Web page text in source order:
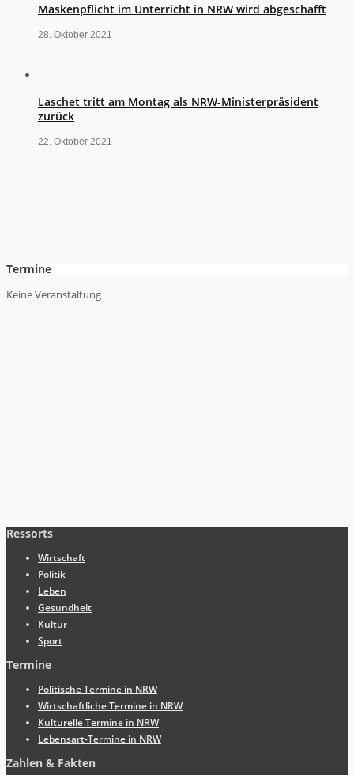
Maskenpflicht im Unterricht in NRW wird abgeschafft
28. Oktober 2021
Laschet tritt am Montag als NRW-Ministerpräsident
zurück
22. Oktober 2021
Termine
Keine Veranstaltung
Ressorts
Wirtschaft
Politik
Leben
Gesundheit
Kultur
Sport
Termine
Politische Termine in NRW
Wirtschaftliche Termine in NRW
Kulturelle Termine in NRW
Lebensart-Termine in NRW
Zahlen & Fakten